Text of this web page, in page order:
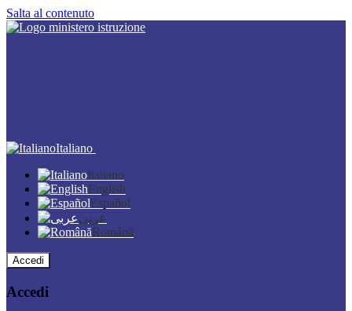
Salta al contenuto
Italiano
Italiano
English
Español
عربى
Română
Accedi
Accedi